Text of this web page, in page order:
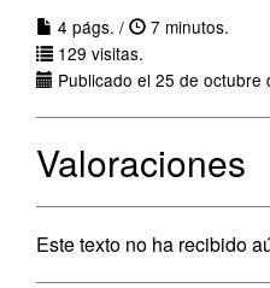
4 págs. /
7 minutos.
129 visitas.
Publicado el 25 de octubre
Valoraciones
Este texto no ha recibido